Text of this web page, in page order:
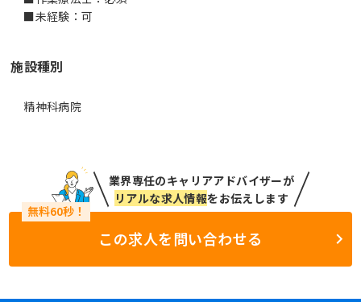
■未経験：可
施設種別
精神科病院
業界専任のキャリアアドバイザーが
リアルな求人情報をお伝えします
この求人を問い合わせる